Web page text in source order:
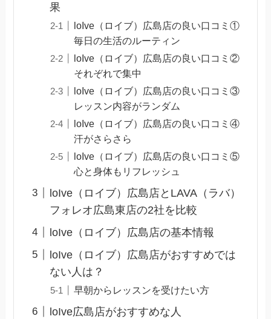
果
loIve（ロイブ）広島店の良い口コミ①
毎日の生活のルーティン
loIve（ロイブ）広島店の良い口コミ②
それぞれで集中
loIve（ロイブ）広島店の良い口コミ③
レッスン内容がランダム
loIve（ロイブ）広島店の良い口コミ④
汗がさらさら
loIve（ロイブ）広島店の良い口コミ⑤
心と身体もリフレッシュ
loIve（ロイブ）広島店とLAVA（ラバ）
フォレオ広島東店の2社を比較
loIve（ロイブ）広島店の基本情報
loIve（ロイブ）広島店がおすすめでは
ない人は？
早朝からレッスンを受けたい方
loIve広島店がおすすめな人